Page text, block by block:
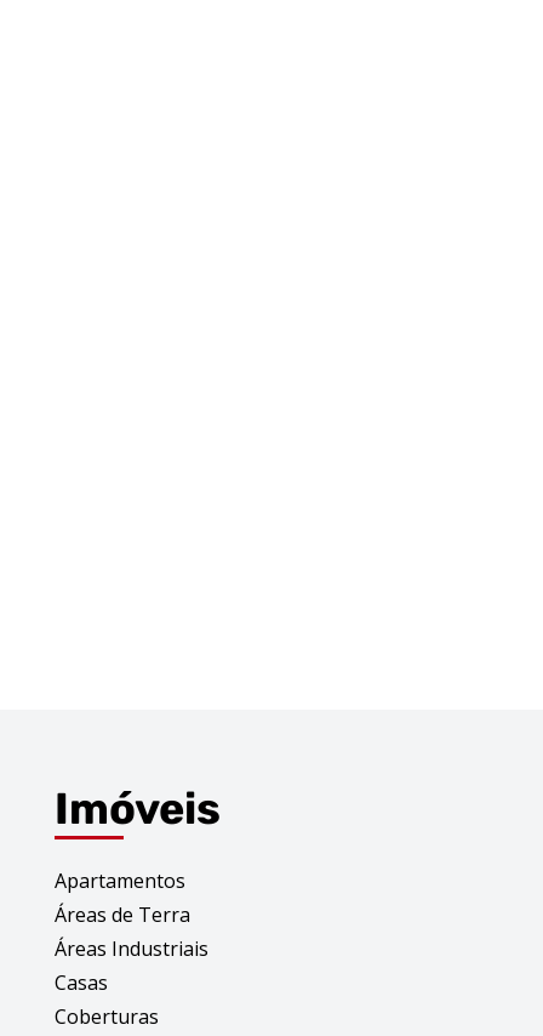
Imóveis
Apartamentos
Áreas de Terra
Áreas Industriais
Casas
Coberturas